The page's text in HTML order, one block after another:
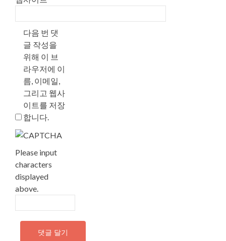
다음 번 댓
글 작성을
위해 이 브
라우저에 이
름, 이메일,
그리고 웹사
이트를 저장
합니다.
Please input
characters
displayed
above.